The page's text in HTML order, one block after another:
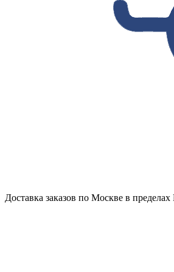
Доставка заказов по Москве в